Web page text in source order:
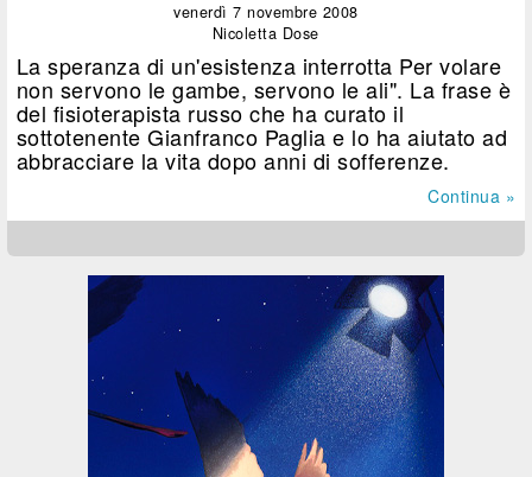
venerdì 7 novembre 2008
Nicoletta Dose
La speranza di un'esistenza interrotta Per volare
non servono le gambe, servono le ali". La frase è
del fisioterapista russo che ha curato il
sottotenente Gianfranco Paglia e lo ha aiutato ad
abbracciare la vita dopo anni di sofferenze.
Continua »